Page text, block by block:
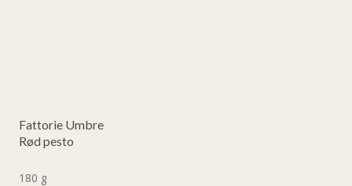
Fattorie Umbre
Rød pesto
180 g